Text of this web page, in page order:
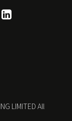
LIMITED All